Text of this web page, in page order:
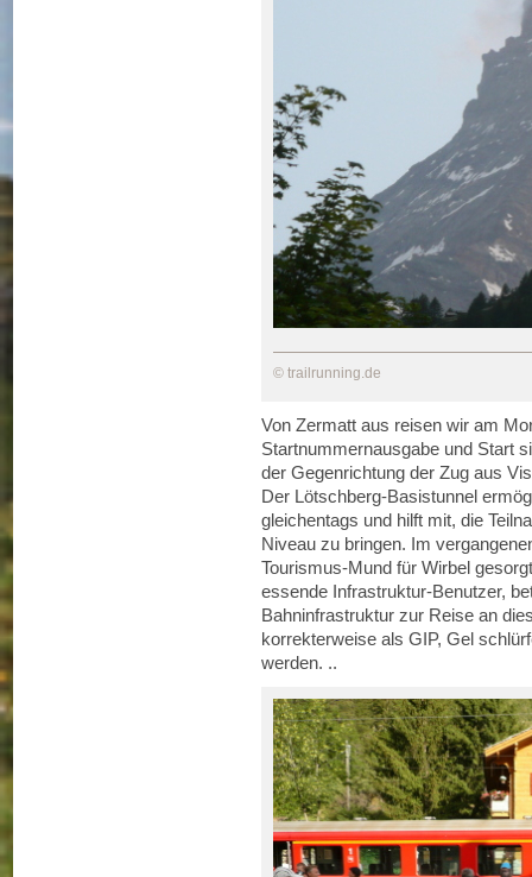
© trailrunning.de
Von Zermatt aus reisen wir am
Startnummernausgabe und Start
der Gegenrichtung der Zug aus
Der Lötschberg-Basistunnel
gleichentags und hilft mit, die
Niveau zu bringen. Im
Tourismus-Mund für Wirbel
essende Infrastruktur-Benutzer,
Bahninfrastruktur zur Reise an
korrekterweise als GIP, Gel
werden. ..